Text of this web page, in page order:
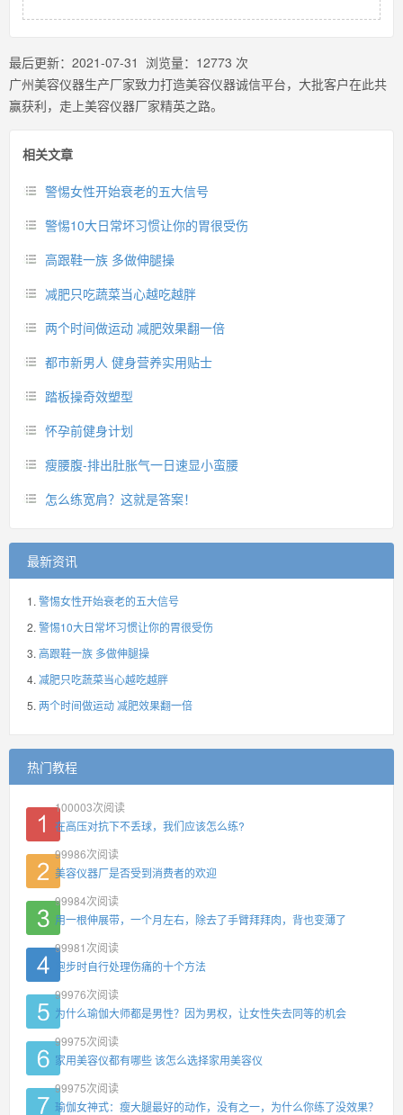
最后更新： 2021-07-31 浏览量： 12773 次
广州美容仪器生产厂家致力打造美容仪器诚信平台，大批客户在此共
赢获利，走上美容仪器厂家精英之路。
相关文章
警惕女性开始衰老的五大信号
警惕10大日常坏习惯让你的胃很受伤
高跟鞋一族 多做伸腿操
减肥只吃蔬菜当心越吃越胖
两个时间做运动 减肥效果翻一倍
都市新男人 健身营养实用贴士
踏板操奇效塑型
怀孕前健身计划
瘦腰腹-排出肚胀气一日速显小蛮腰
怎么练宽肩？这就是答案！
最新资讯
警惕女性开始衰老的五大信号
警惕10大日常坏习惯让你的胃很受伤
高跟鞋一族 多做伸腿操
减肥只吃蔬菜当心越吃越胖
两个时间做运动 减肥效果翻一倍
热门教程
100003次阅读
在高压对抗下不丢球，我们应该怎么练?
99986次阅读
美容仪器厂是否受到消费者的欢迎
99984次阅读
用一根伸展带，一个月左右，除去了手臂拜拜肉，背也变薄了
99981 次阅读
跑步时自行处理伤痛的十个方法
99976次阅读
为什么瑜伽大师都是男性？因为男权，让女性失去同等的机会
99975次阅读
家用美容仪都有哪些 该怎么选择家用美容仪
99975次阅读
瑜伽女神式：瘦大腿最好的动作，没有之一，为什么你练了没效果？